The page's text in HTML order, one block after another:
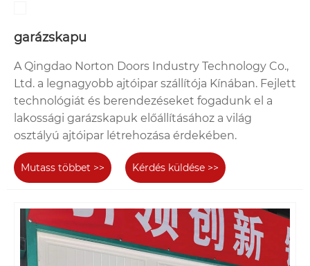
garázskapu
A Qingdao Norton Doors Industry Technology Co.,
Ltd. a legnagyobb ajtóipar szállítója Kínában. Fejlett
technológiát és berendezéseket fogadunk el a
lakossági garázskapuk előállításához a világ
osztályú ajtóipar létrehozása érdekében.
Mutass többet >> Kérdés küldése >>